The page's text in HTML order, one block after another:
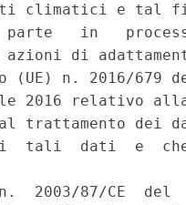
climatici e tal
parte   in
di
(UE) n. 2016/679
2016 relativo
trattamento dei
tali  dati  e
2003/87/CE  del